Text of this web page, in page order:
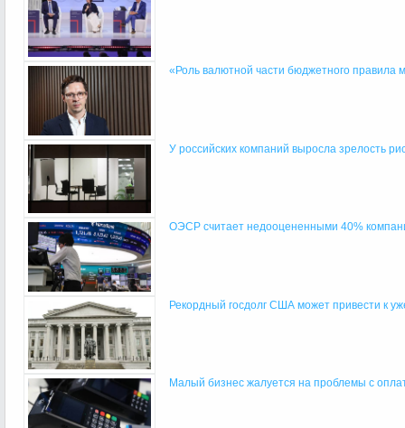
«Роль валютной части бюджетного правила
У российских компаний выросла зрелость
ОЭСР считает недооцененными 40%
Рекордный госдолг США может привести к
Малый бизнес жалуется на проблемы с